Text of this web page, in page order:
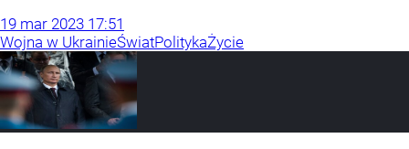
19 mar 2023 17:51
Wojna w UkrainieŚwiatPolitykaŻycie